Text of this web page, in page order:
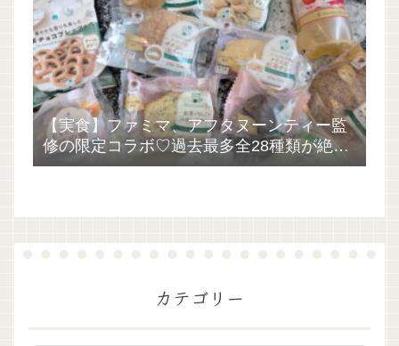
【実食】ファミマ、アフタヌーンティー監
修の限定コラボ♡過去最多全28種類が絶品
過ぎた！
カテゴリー